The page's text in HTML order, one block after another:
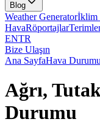
Blog
Weather Generatorİklim
HavaRöportajlar
ENTR
Bize Ulaşın
Ana SayfaHava Durumu
Ağrı,
Durumu